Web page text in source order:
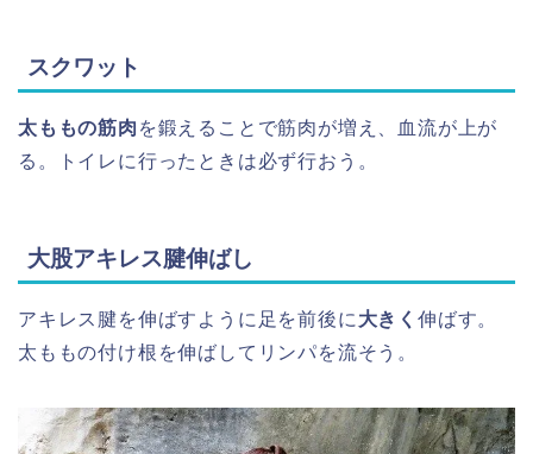
スクワット
太ももの筋肉 を鍛えることで筋肉が増え、血流が上が
る。トイレに行ったときは必ず行おう。
大股アキレス腱伸ばし
アキレス腱を伸ばすように足を前後に大きく伸ばす。
太ももの付け根を伸ばしてリンパを流そう。